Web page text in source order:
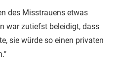
des Misstrauens etwas
war zutiefst beleidigt, dass
sie würde so einen privaten